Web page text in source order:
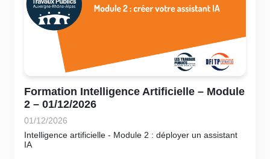
Formation Intelligence Artificielle – Module
2 – 01/12/2026
01/12/2026
Intelligence artificielle - Module 2 : déployer un assistant
IA